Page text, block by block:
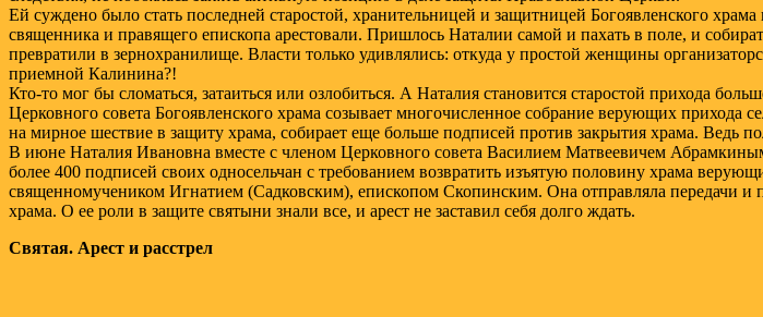
Ей суждено было стать последней старостой, хранительницей и защитницей Богоявленского
священника и правящего епископа арестовали. Пришлось Наталии самой и пахать в поле, и
превратили в зернохранилище. Власти только удивлялись: откуда у простой женщины
приемной Калинина?!
Кто-то мог бы сломаться, затаиться или озлобиться. А Наталия становится старостой прихода
Церковного совета Богоявленского храма созывает многочисленное собрание верующих прихода
на мирное шествие в защиту храма, собирает еще больше подписей против закрытия храма. Ведь
В июне Наталия Ивановна вместе с членом Церковного совета Василием Матвеевичем
более 400 подписей своих односельчан с требованием возвратить изъятую половину храма
священномучеником Игнатием (Садковским), епископом Скопинским. Она отправляла передачи
храма. О ее роли в защите святыни знали все, и арест не заставил себя долго ждать.
Святая. Арест и расстрел